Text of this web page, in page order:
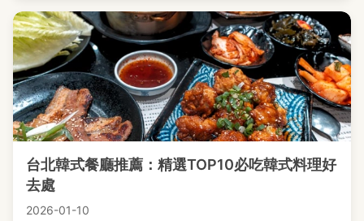
台北韓式餐廳推薦：精選TOP10必吃韓式料理好
去處
2026-01-10